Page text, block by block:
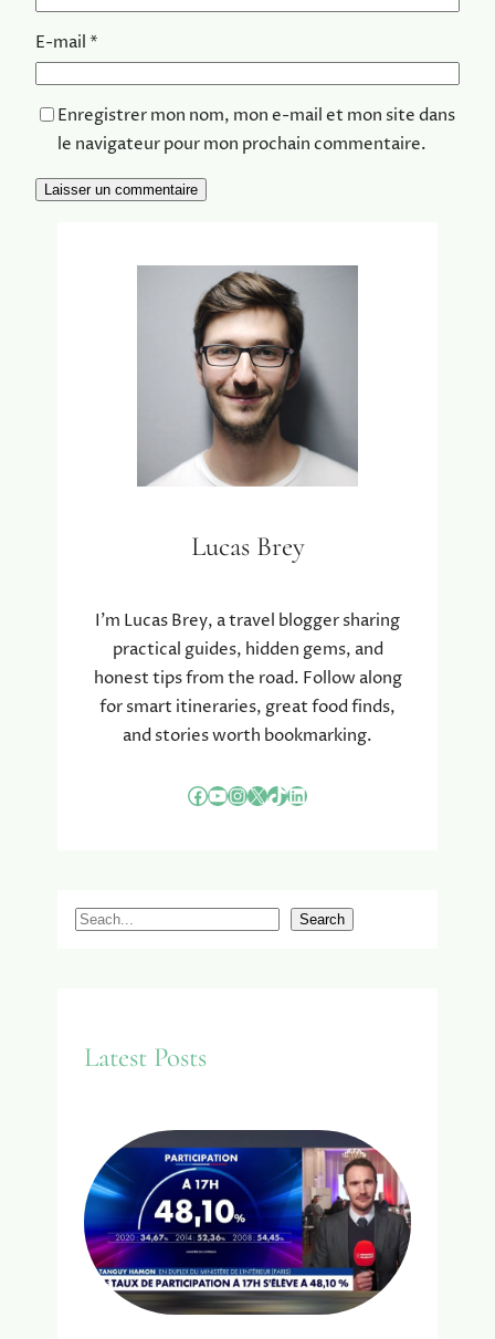
E-mail*
Enregistrer mon nom, mon e-mail et mon site dans
le navigateur pour mon prochain commentaire.
Lucas Brey
I’m Lucas Brey, a travel blogger sharing
practical guides, hidden gems, and
honest tips from the road. Follow along
for smart itineraries, great food finds,
and stories worth bookmarking.
Facebook YouTube InstagramX TikTok LinkedIn
S
Search
Latest Posts